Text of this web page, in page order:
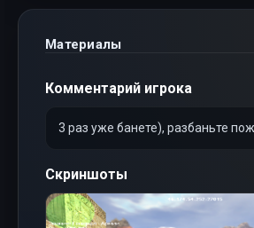
Материалы
Комментарий игрока
3 раз уже банете), разбаньте
Скриншоты